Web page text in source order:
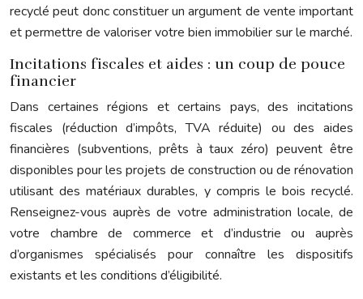
recyclé peut donc constituer un argument de vente important
et permettre de valoriser votre bien immobilier sur le marché.
Incitations fiscales et aides : un coup de pouce
financier
Dans certaines régions et certains pays, des incitations
fiscales (réduction d’impôts, TVA réduite) ou des aides
financières (subventions, prêts à taux zéro) peuvent être
disponibles pour les projets de construction ou de rénovation
utilisant des matériaux durables, y compris le bois recyclé.
Renseignez-vous auprès de votre administration locale, de
votre chambre de commerce et d’industrie ou auprès
d’organismes spécialisés pour connaître les dispositifs
existants et les conditions d’éligibilité.